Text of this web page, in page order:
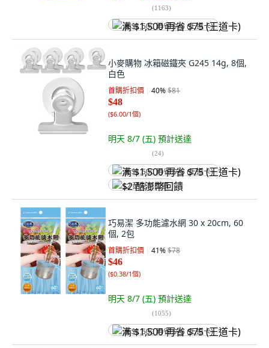
(1163)
满 $1,500 再省 $75 (王道卡)
小麥購物 冰箱磁鐵夾 G245 14g, 8個,
白色
首購折扣價 40%$81
$48
($6.00/1個)
明天 8/7 (五) 預計送達
(24)
满 $1,500 再省 $75 (王道卡)
$2 酷澎幣回饋
巧易潔 多功能濾水網 30 x 20cm, 60
個, 2包
首購折扣價 41%$78
$46
($0.38/1個)
明天 8/7 (五) 預計送達
(1055)
满 $1,500 再省 $75 (王道卡)